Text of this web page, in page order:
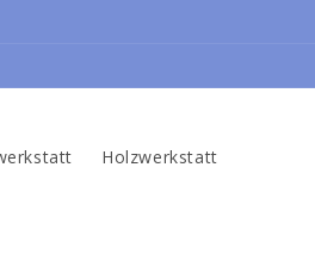
Holzwerkstatt